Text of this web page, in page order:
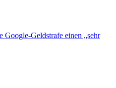
Geldstrafe einen „sehr